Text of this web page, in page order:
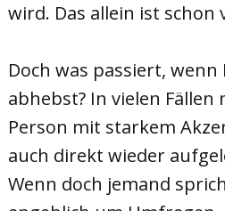
wird. Das allein ist schon
Doch was passiert, wenn
abhebst? In vielen Fällen
Person mit starkem
auch direkt wieder
Wenn doch jemand